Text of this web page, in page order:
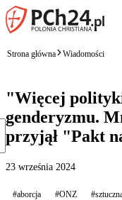
Strona główna Wiadomości
"Więcej
genderyzmu.
przyjął "Pakt
23 września 2024
#aborcja #ONZ